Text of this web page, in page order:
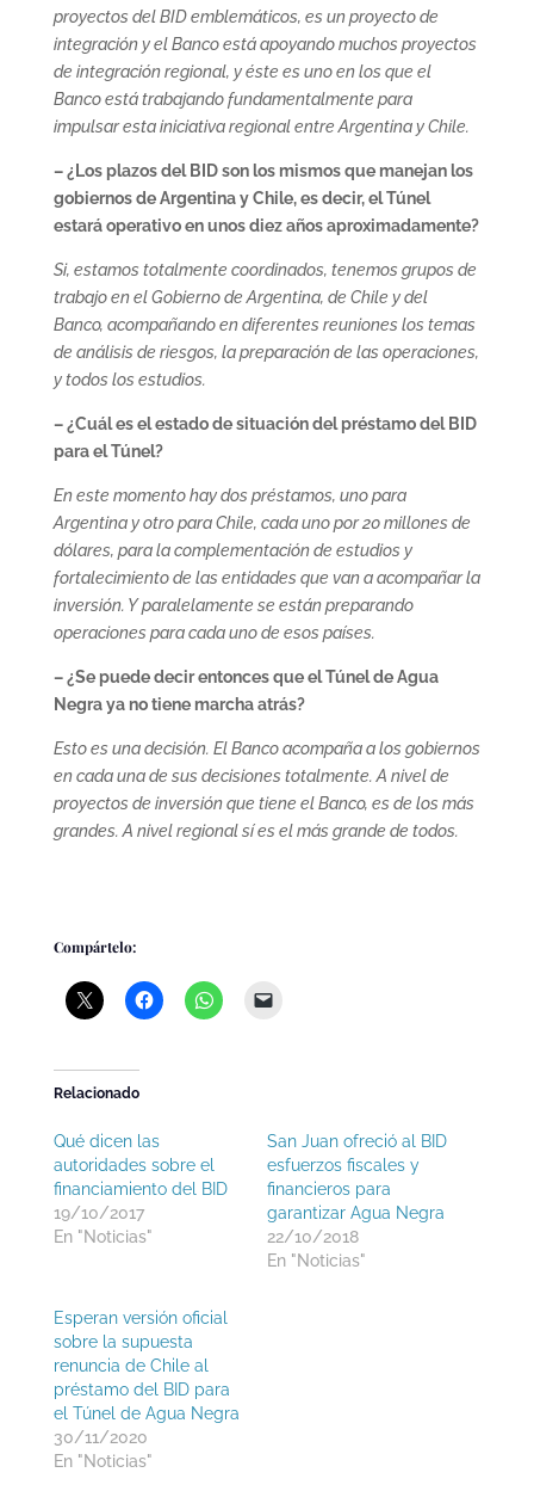
proyectos del BID emblemáticos, es un proyecto de
integración y el Banco está apoyando muchos proyectos
de integración regional, y éste es uno en los que el
Banco está trabajando fundamentalmente para
impulsar esta iniciativa regional entre Argentina y Chile.
– ¿Los plazos del BID son los mismos que manejan los
gobiernos de Argentina y Chile, es decir, el Túnel
estará operativo en unos diez años aproximadamente?
Si, estamos totalmente coordinados, tenemos grupos de
trabajo en el Gobierno de Argentina, de Chile y del
Banco, acompañando en diferentes reuniones los temas
de análisis de riesgos, la preparación de las operaciones,
y todos los estudios.
– ¿Cuál es el estado de situación del préstamo del BID
para el Túnel?
En este momento hay dos préstamos, uno para
Argentina y otro para Chile, cada uno por 20 millones de
dólares, para la complementación de estudios y
fortalecimiento de las entidades que van a acompañar la
inversión. Y paralelamente se están preparando
operaciones para cada uno de esos países.
– ¿Se puede decir entonces que el Túnel de Agua
Negra ya no tiene marcha atrás?
Esto es una decisión. El Banco acompaña a los gobiernos
en cada una de sus decisiones totalmente. A nivel de
proyectos de inversión que tiene el Banco, es de los más
grandes. A nivel regional sí es el más grande de todos.
Compártelo:
Relacionado
Qué dicen las
autoridades sobre el
financiamiento del BID
19/10/2017
En "Noticias"
San Juan ofreció al BID
esfuerzos fiscales y
financieros para
garantizar Agua Negra
22/10/2018
En "Noticias"
Esperan versión oficial
sobre la supuesta
renuncia de Chile al
préstamo del BID para
el Túnel de Agua Negra
30/11/2020
En "Noticias"